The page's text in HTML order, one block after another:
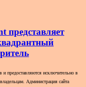
представляет
и предоставляются исключительно в
Администрация сайта